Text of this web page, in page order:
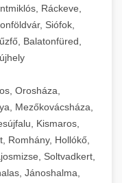
Ráckeve,
Siófok,
Balatonfüred,
Orosháza,
Mezőkovácsháza,
Kismaros,
Romhány, Hollókő,
Soltvadkert,
Jánoshalma,